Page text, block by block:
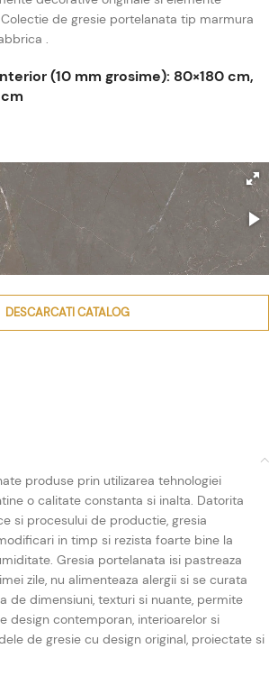
de gresie portelanata tip marmura
.
(10 mm grosime): 80×180 cm,
DESCARCATI CATALOG
produse prin utilizarea tehnologiei
o calitate constanta si inalta. Datorita
si procesului de productie, gresia
in timp si rezista foarte bine la
Gresia portelanata isi pastreaza
zile, nu alimenteaza alergii si se curata
de dimensiuni, texturi si nuante, permite
design contemporan, interioarelor si
de gresie cu design original, proiectate si